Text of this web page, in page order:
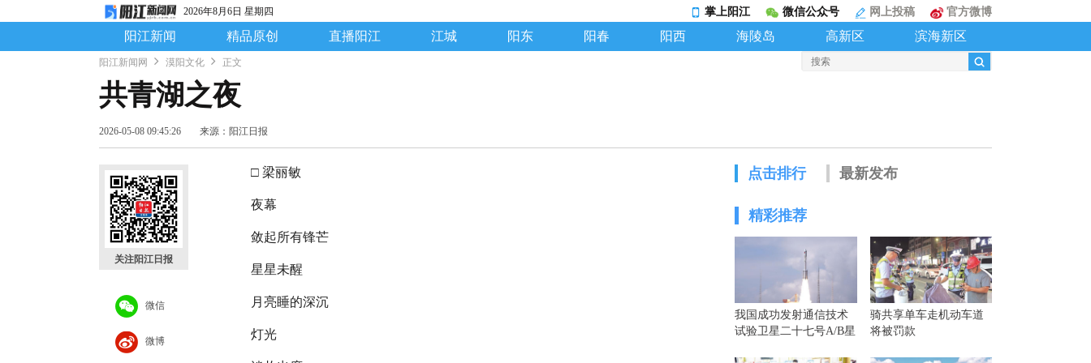
2026年8月6日 星期四 掌上阳江 微信公众号 网上投稿 官方微博
阳江新闻 精品原创 直播阳江 江城 阳东 阳春 阳西 海陵岛 高新区 滨海新区
阳江新闻网 漠阳文化 正文
共青湖之夜
2026-05-08 09:45:26 来源：阳江日报
关注阳江日报
微信
微博
□ 梁丽敏
夜幕
敛起所有锋芒
星星未醒
月亮睡的深沉
灯光
点击排行 最新发布
精彩推荐
我国成功发射通信技术
试验卫星二十七号A/B星
骑共享单车走机动车道
将被罚款